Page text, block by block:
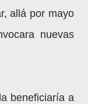
allá por mayo
nuevas
beneficiaría a